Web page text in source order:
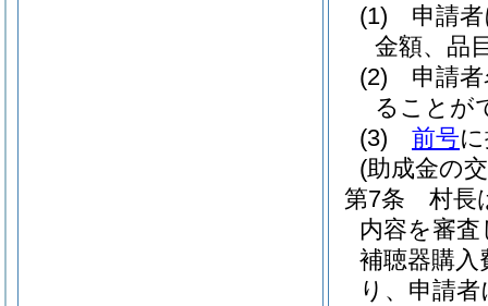
(1)
申請
金額、品
(2)
申請
ることが
(3)
前号
(助成金の
第7条
村長
内容を審
補聴器購入
り、申請